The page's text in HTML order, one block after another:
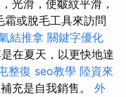
光滑，使皺紋平滑，
或脫毛工具來訪問
結推拿 關鍵字優化
在夏天，以更快地達
整復 seo教學 陸資來
充是自我銷售。 外